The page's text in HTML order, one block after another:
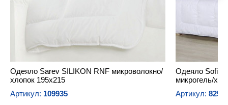
Одеяло Sarev SILIKON RNF микроволокно/
хлопок 195х215
Артикул: 109935
Одеяло Sofi
микрогель/
Артикул: